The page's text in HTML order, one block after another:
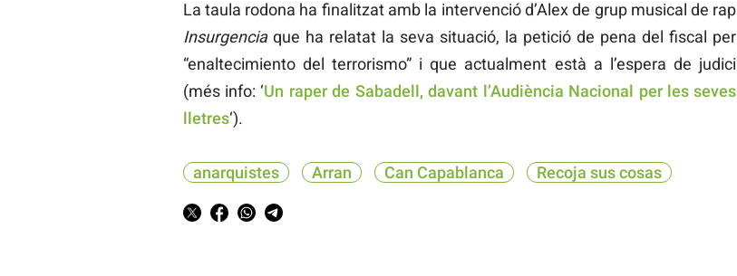
La taula rodona ha finalitzat amb la intervenció d’Alex de grup musical de rap
Insurgenciaque ha relatat la seva situació, la petició de pena del fiscal per
“enaltecimiento del terrorismo” i que actualment està a l’espera de judici
(més info: ‘Un raper de Sabadell, davant l’Audiència Nacional per les seves
lletres‘).
anarquistes Arran Can Capablanca Recoja sus cosas